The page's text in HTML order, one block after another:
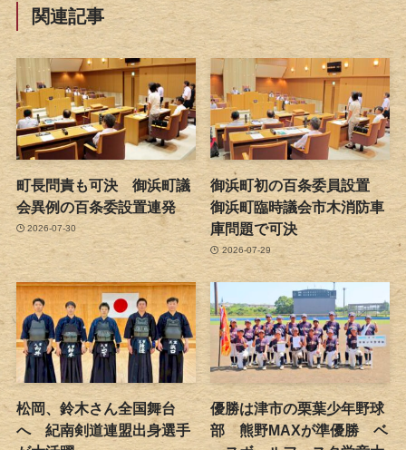
関連記事
町長問責も可決 御浜町議
会異例の百条委設置連発
2026-07-30
御浜町初の百条委員設置
御浜町臨時議会市木消防車
庫問題で可決
2026-07-29
松岡、鈴木さん全国舞台
へ 紀南剣道連盟出身選手
優勝は津市の栗葉少年野球
部 熊野MAXが準優勝 ベ